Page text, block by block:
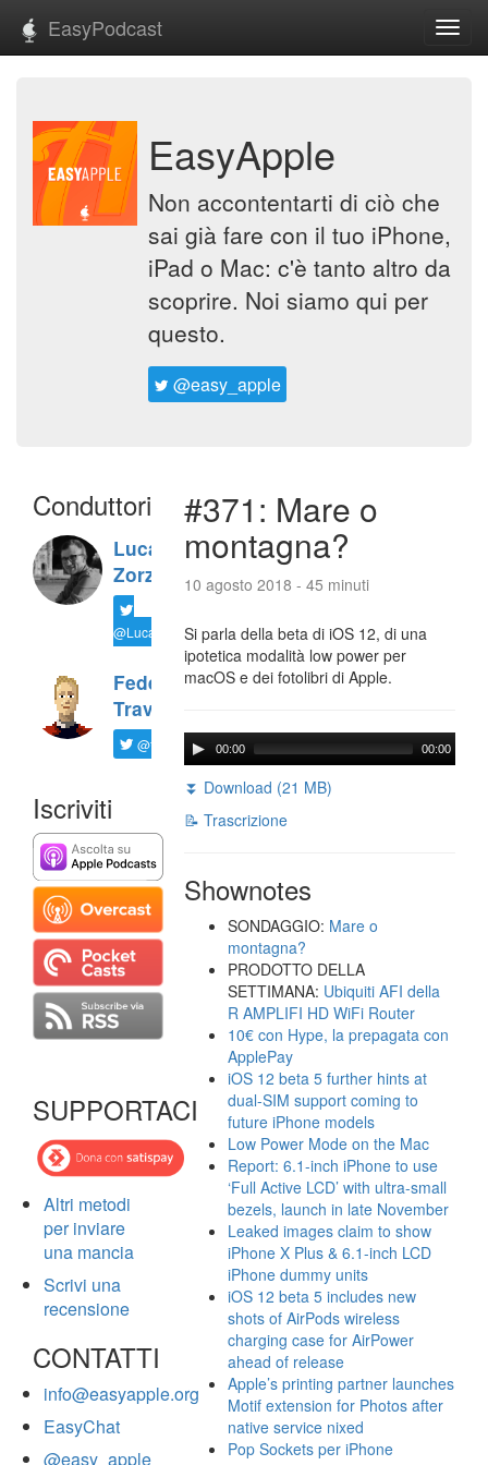
EasyPodcast
EasyApple
Non accontentarti di ciò che
sai già fare con il tuo iPhone,
iPad o Mac: c'è tanto altro da
scoprire. Noi siamo qui per
questo.
@easy_apple
Conduttori
Luca
Zorzi
@LucaTNT
Federico
Travaini
@ftrava
Iscriviti
SUPPORTACI
Altri metodi
per inviare
una mancia
Scrivi una
recensione
CONTATTI
info@easyapple.org
EasyChat
@easy_apple
#371: Mare o
montagna?
10 agosto 2018 - 45 minuti
Si parla della beta di iOS 12, di una
ipotetica modalità low power per
macOS e dei fotolibri di Apple.
00:00 00:00
⏬ Download (21 MB)
📝 Trascrizione
Shownotes
SONDAGGIO: Mare o
montagna?
PRODOTTO DELLA
SETTIMANA: Ubiquiti AFI della
R AMPLIFI HD WiFi Router
10€ con Hype, la prepagata con
ApplePay
iOS 12 beta 5 further hints at
dual-SIM support coming to
future iPhone models
Low Power Mode on the Mac
Report: 6.1-inch iPhone to use
‘Full Active LCD’ with ultra-small
bezels, launch in late November
Leaked images claim to show
iPhone X Plus & 6.1-inch LCD
iPhone dummy units
iOS 12 beta 5 includes new
shots of AirPods wireless
charging case for AirPower
ahead of release
Apple’s printing partner launches
Motif extension for Photos after
native service nixed
Pop Sockets per iPhone